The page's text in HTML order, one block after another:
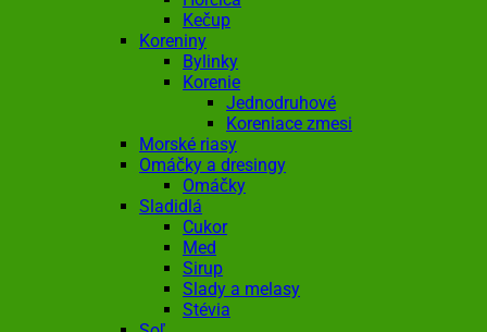
Kečup
Koreniny
Bylinky
Korenie
Jednodruhové
Koreniace zmesi
Morské riasy
Omáčky a dresingy
Omáčky
Sladidlá
Cukor
Med
Sirup
Slady a melasy
Stévia